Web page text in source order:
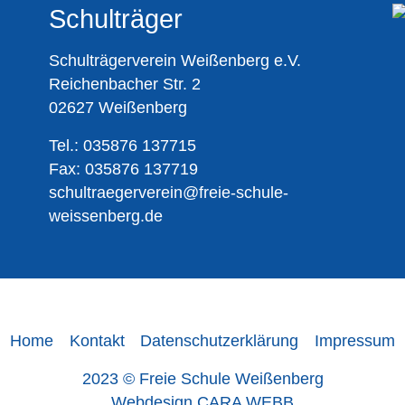
Schulträger
Schulträgerverein Weißenberg e.V.
Reichenbacher Str. 2
02627 Weißenberg
Tel.: 035876 137715
Fax: 035876 137719
schultraegerverein@freie-schule-
weissenberg.de
Home Kontakt Datenschutzerklärung Impressum
2023 © Freie Schule Weißenberg